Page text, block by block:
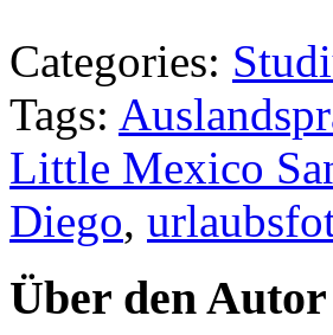
Categories:
Tags:
Little Mexico
Diego,
Über den Autor